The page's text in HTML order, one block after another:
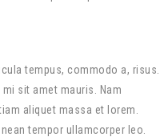
tempus, commodo a, risus.
sit amet mauris. Nam
aliquet massa et lorem.
tempor ullamcorper leo.